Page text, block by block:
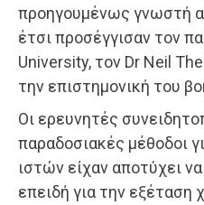
προηγουμένως γνωστή
έτσι προσέγγισαν τον
University, τον Dr Neil
την επιστημονική του
Οι ερευνητές
παραδοσιακές μέθοδοι
ιστών είχαν αποτύχει
επειδή για την εξέταση